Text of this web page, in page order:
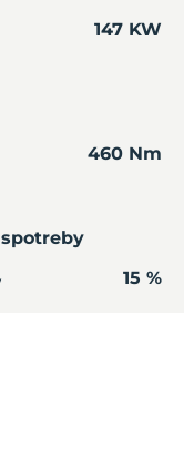
147 KW
460 Nm
15 %